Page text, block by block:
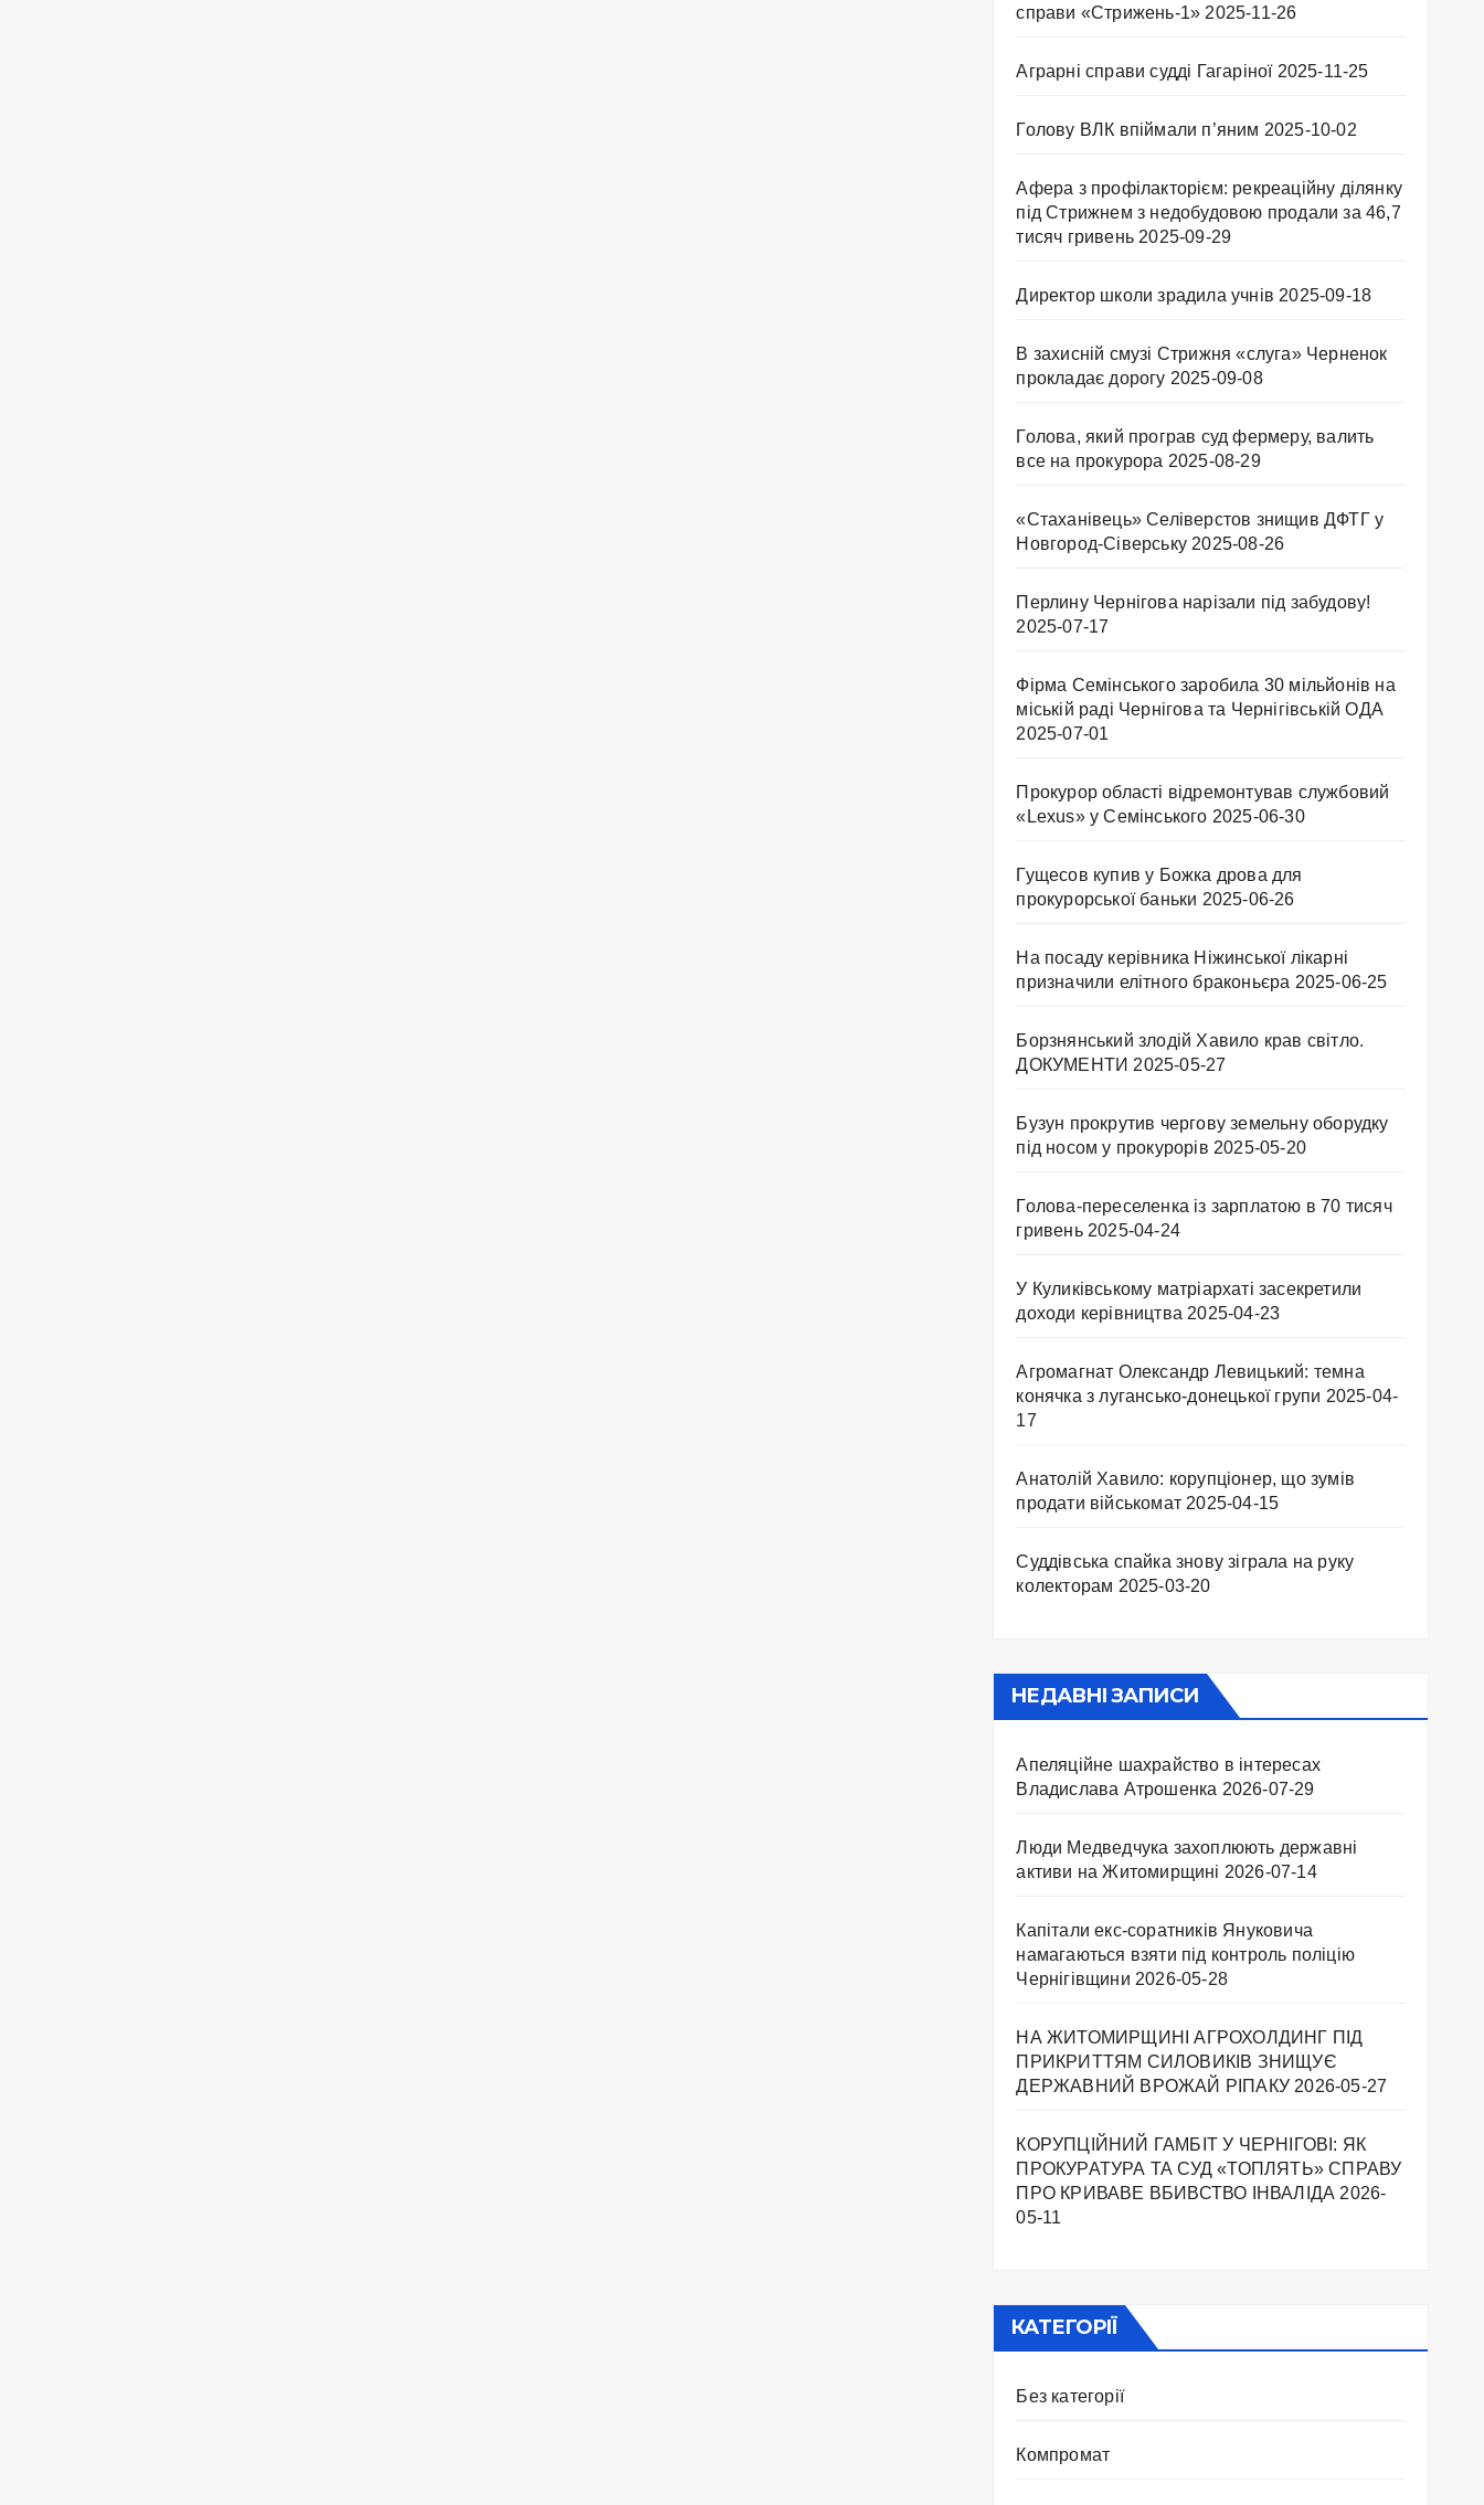
справи «Стрижень-1» 2025-11-26
Аграрні справи судді Гагаріної 2025-11-25
Голову ВЛК впіймали п’яним 2025-10-02
Афера з профілакторієм: рекреаційну ділянку
під Стрижнем з недобудовою продали за 46,7
тисяч гривень 2025-09-29
Директор школи зрадила учнів 2025-09-18
В захисній смузі Стрижня «слуга» Черненок
прокладає дорогу 2025-09-08
Голова, який програв суд фермеру, валить
все на прокурора 2025-08-29
«Стаханівець» Селіверстов знищив ДФТГ у
Новгород-Сіверську 2025-08-26
Перлину Чернігова нарізали під забудову!
2025-07-17
Фірма Семінського заробила 30 мільйонів на
міській раді Чернігова та Чернігівській ОДА
2025-07-01
Прокурор області відремонтував службовий
«Lexus» у Семінського 2025-06-30
Гущесов купив у Божка дрова для
прокурорської баньки 2025-06-26
На посаду керівника Ніжинської лікарні
призначили елітного браконьєра 2025-06-25
Борзнянський злодій Хавило крав світло.
ДОКУМЕНТИ 2025-05-27
Бузун прокрутив чергову земельну оборудку
під носом у прокурорів 2025-05-20
Голова-переселенка із зарплатою в 70 тисяч
гривень 2025-04-24
У Куликівському матріархаті засекретили
доходи керівництва 2025-04-23
Агромагнат Олександр Левицький: темна
конячка з лугансько-донецької групи 2025-04-
17
Анатолій Хавило: корупціонер, що зумів
продати військомат 2025-04-15
Суддівська спайка знову зіграла на руку
колекторам 2025-03-20
НЕДАВНІ ЗАПИСИ
Апеляційне шахрайство в інтересах
Владислава Атрошенка 2026-07-29
Люди Медведчука захоплюють державні
активи на Житомирщині 2026-07-14
Капітали екс-соратників Януковича
намагаються взяти під контроль поліцію
Чернігівщини 2026-05-28
НА ЖИТОМИРЩИНІ АГРОХОЛДИНГ ПІД
ПРИКРИТТЯМ СИЛОВИКІВ ЗНИЩУЄ
ДЕРЖАВНИЙ ВРОЖАЙ РІПАКУ ​ 2026-05-27
КОРУПЦІЙНИЙ ГАМБІТ У ЧЕРНІГОВІ: ЯК
ПРОКУРАТУРА ТА СУД «ТОПЛЯТЬ» СПРАВУ
ПРО КРИВАВЕ ВБИВСТВО ІНВАЛІДА 2026-
05-11
КАТЕГОРІЇ
Без категорії
Компромат